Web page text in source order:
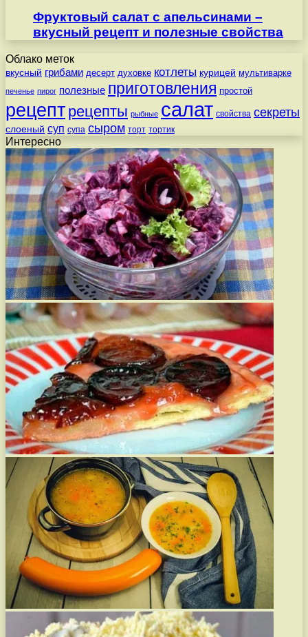
Фруктовый салат с апельсинами –
вкусный рецепт и полезные свойства
Облако меток
вкусный грибами десерт духовке котлеты курицей мультиварке
печенье пирог полезные приготовления простой
рецепт рецепты рыбные салат свойства секреты
слоеный суп супа сыром торт тортик
Интересно